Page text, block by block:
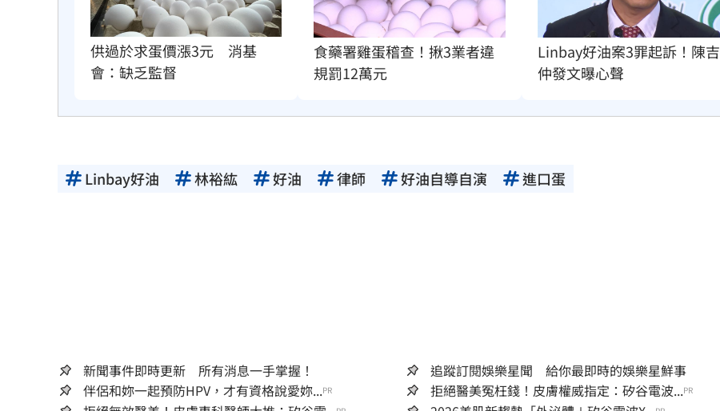
供過於求蛋價漲3元　消基
會：缺乏監督
食藥署雞蛋稽查！揪3業者違
規罰12萬元
Linbay好油案3罪起訴！陳吉
仲發文曝心聲
Linbay好油 林裕紘 好油 律師 好油自導自演 進口蛋
新聞事件即時更新 所有消息一手掌握！
追蹤訂閱娛樂星聞 給你最即時的娛樂星鮮事
伴侶和妳一起預防HPV，才有資格說愛妳...PR 拒絕醫美冤枉錢！皮膚權威指定：矽谷電波...PR